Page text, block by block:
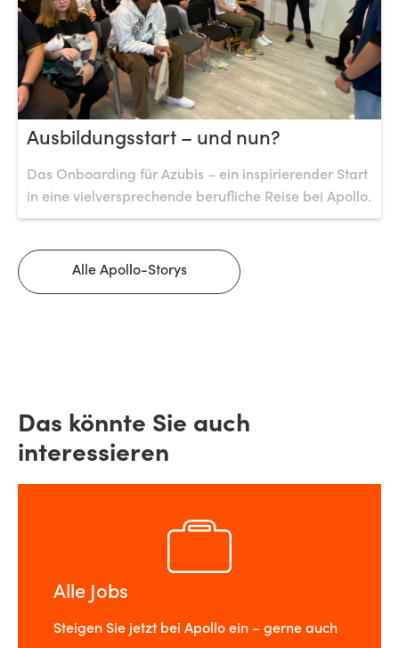
Ausbildungsstart – und nun?
Das Onboarding für Azubis – ein inspirierender Start
in eine vielversprechende berufliche Reise bei Apollo.
Alle Apollo-Storys
Das könnte Sie auch
interessieren
Alle Jobs
Steigen Sie jetzt bei Apollo ein – gerne auch